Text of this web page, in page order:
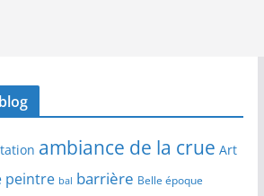
ambiance de la crue Art
peintre bal barrière Belle époque